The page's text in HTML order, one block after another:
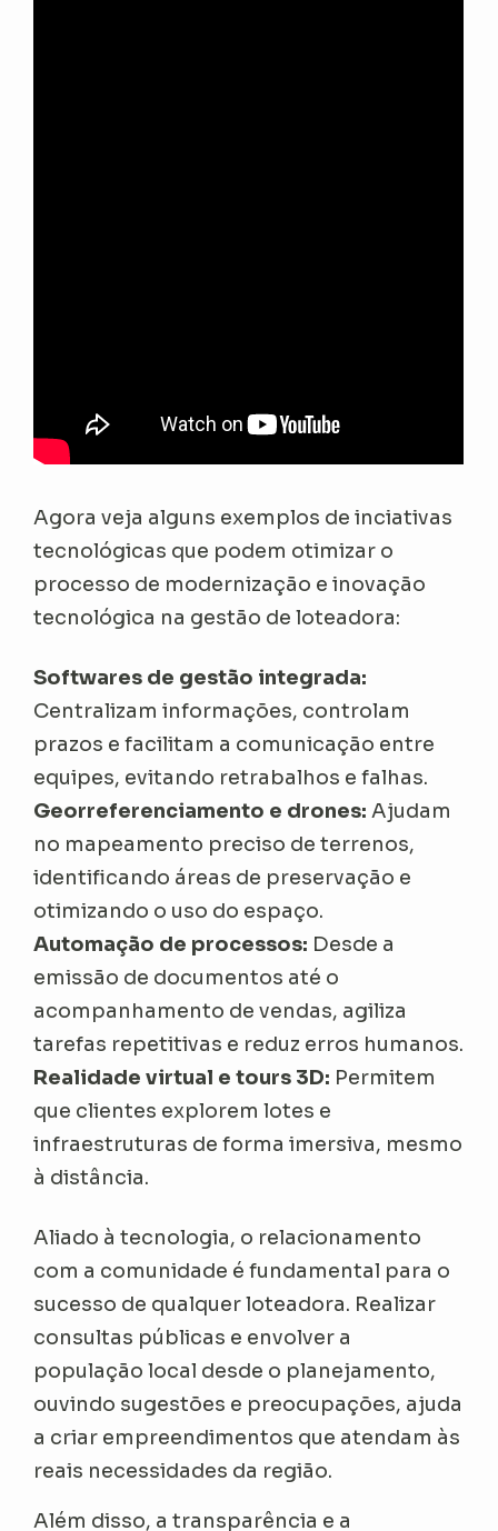
Agora veja alguns exemplos de inciativas
tecnológicas que podem otimizar o
processo de modernização e inovação
tecnológica na gestão de loteadora:
Softwares de gestão integrada:
Centralizam informações, controlam
prazos e facilitam a comunicação entre
equipes, evitando retrabalhos e falhas.
Georreferenciamento e drones: Ajudam
no mapeamento preciso de terrenos,
identificando áreas de preservação e
otimizando o uso do espaço.
Automação de processos: Desde a
emissão de documentos até o
acompanhamento de vendas, agiliza
tarefas repetitivas e reduz erros humanos.
Realidade virtual e tours 3D: Permitem
que clientes explorem lotes e
infraestruturas de forma imersiva, mesmo
à distância.
Aliado à tecnologia, o relacionamento
com a comunidade é fundamental para o
sucesso de qualquer loteadora. Realizar
consultas públicas e envolver a
população local desde o planejamento,
ouvindo sugestões e preocupações, ajuda
a criar empreendimentos que atendam às
reais necessidades da região.
Além disso, a transparência e a